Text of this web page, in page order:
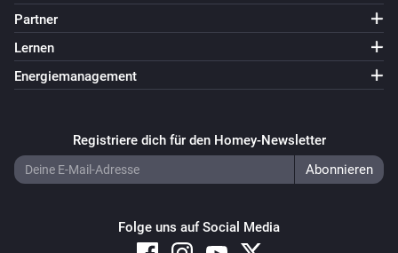
eufyCam 1
Der Batteriestand hat sich geändert
eufyCam 1
Die Temperatur hat sich geändert
Person erkannt
Partner
Lernen
Energiemanagement
Registriere dich für den Homey-Newsletter
Folge uns auf Social Media